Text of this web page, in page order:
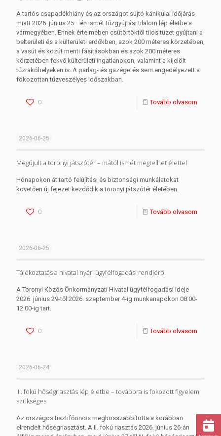
A tartós csapadékhiány és az országot sújtó kánikulai időjárás
miatt 2026. június 25 –én ismét tűzgyújtási tilalom lép életbe a
vármegyében. Ennek értelmében csütörtöktől tilos tüzet gyújtani a
belterületi és a külterületi erdőkben, azok 200 méteres körzetében,
a vasút és közút menti fásításokban és azok 200 méteres
körzetében fekvő külterületi ingatlanokon, valamint a kijelölt
tűzrakóhelyeken is. A parlag- és gazégetés sem engedélyezett a
fokozottan tűzveszélyes időszakban.
0 Tovább olvasom
2026-06-25
Megújult a toronyi játszótér – mától ismét megtelhet élettel
Hónapokon át tartó felújítási és biztonsági munkálatokat
követően új fejezet kezdődik a toronyi játszótér életében.
0 Tovább olvasom
2026-06-25
Tájékoztatás a hivatal nyári ügyfélfogadási rendjéről
A Toronyi Közös Önkormányzati Hivatal ügyfélfogadási ideje
2026. június 29-től 2026. szeptember 4-ig munkanapokon 08:00-
12:00-ig tart.
0 Tovább olvasom
2026-06-24
III. fokú hőségriasztás lép életbe – továbbra is fokozott figyelem
szükséges
Az országos tisztifőorvos meghosszabbította a korábban
elrendelt hőségriasztást. A II. fokú riasztás 2026. június 26-án